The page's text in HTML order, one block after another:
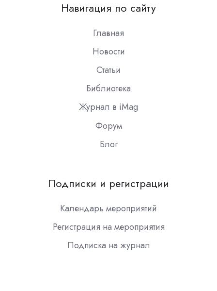
Slack
Навигация по сайту
Главная
Новости
Статьи
Библиотека
Журнал в iMag
Форум
Блог
Подписки и регистрации
Календарь мероприятий
Регистрация на мероприятия
Подписка на журнал